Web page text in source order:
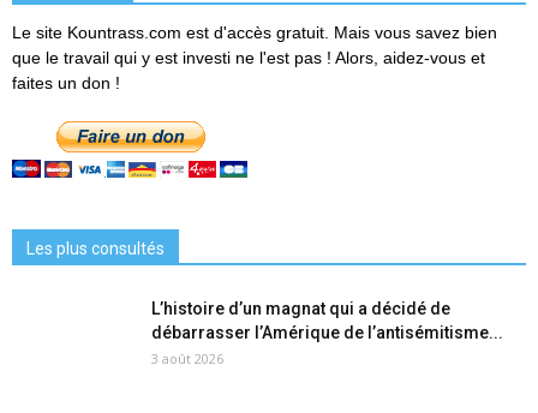
Le site Kountrass.com est d'accès gratuit. Mais vous savez bien
que le travail qui y est investi ne l'est pas ! Alors, aidez-vous et
faites un don !
Les plus consultés
L’histoire d’un magnat qui a décidé de
débarrasser l’Amérique de l’antisémitisme...
3 août 2026